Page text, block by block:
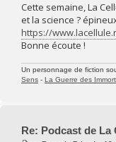
Cette semaine, La
et la science ?
https://
Bonne écoute !
Un personnage de fiction
Sens - La Guerre des
Re: Podcast de La